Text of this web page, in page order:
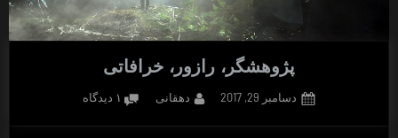
پژوهشگر، رازور، خرافاتی
Posted
دسامبر 29, 2017 By
دهقانی ۱ دیدگاه
برای